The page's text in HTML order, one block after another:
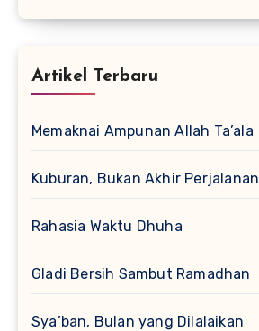
Artikel Terbaru
Memaknai Ampunan Allah Ta’ala
Kuburan, Bukan Akhir Perjalanan
Rahasia Waktu Dhuha
Gladi Bersih Sambut Ramadhan
Sya’ban, Bulan yang Dilalaikan